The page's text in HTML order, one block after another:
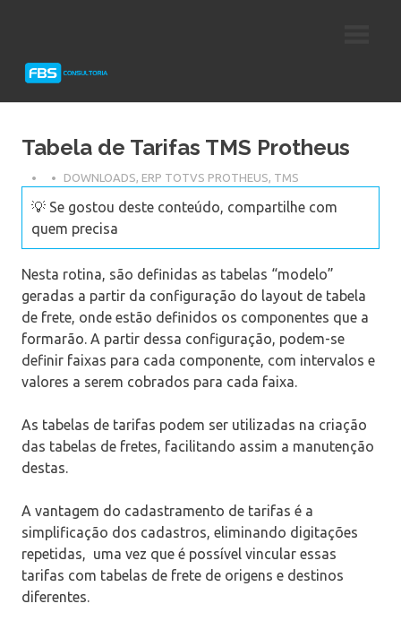
Protheus
Tabela de Tarifas TMS Protheus
DOWNLOADS, ERP TOTVS PROTHEUS, TMS
💡 Se gostou deste conteúdo, compartilhe com
quem precisa
Nesta rotina, são definidas as tabelas “modelo”
geradas a partir da configuração do layout de tabela
de frete, onde estão definidos os componentes que a
formarão. A partir dessa configuração, podem-se
definir faixas para cada componente, com intervalos e
valores a serem cobrados para cada faixa.
As tabelas de tarifas podem ser utilizadas na criação
das tabelas de fretes, facilitando assim a manutenção
destas.
A vantagem do cadastramento de tarifas é a
simplificação dos cadastros, eliminando digitações
repetidas, uma vez que é possível vincular essas
tarifas com tabelas de frete de origens e destinos
diferentes.